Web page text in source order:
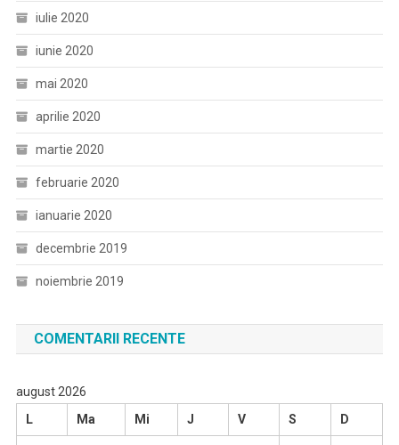
iulie 2020
iunie 2020
mai 2020
aprilie 2020
martie 2020
februarie 2020
ianuarie 2020
decembrie 2019
noiembrie 2019
COMENTARII RECENTE
august 2026
L
Ma Mi J V S D